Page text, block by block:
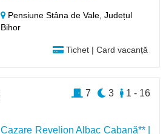
Pensiune Stâna de Vale,Județul
Bihor
Tichet | Card vacanță
Cazare Revelion Albac Cabană** |
1 - 16
3
7